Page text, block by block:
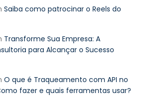
Saiba como patrocinar o Reels do
Transforme Sua Empresa: A
para Alcançar o Sucesso
O que é Traqueamento com API no
fazer e quais ferramentas usar?